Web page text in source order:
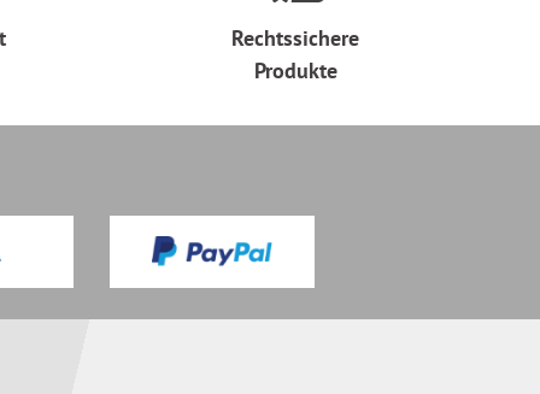
Rechtssichere
Produkte